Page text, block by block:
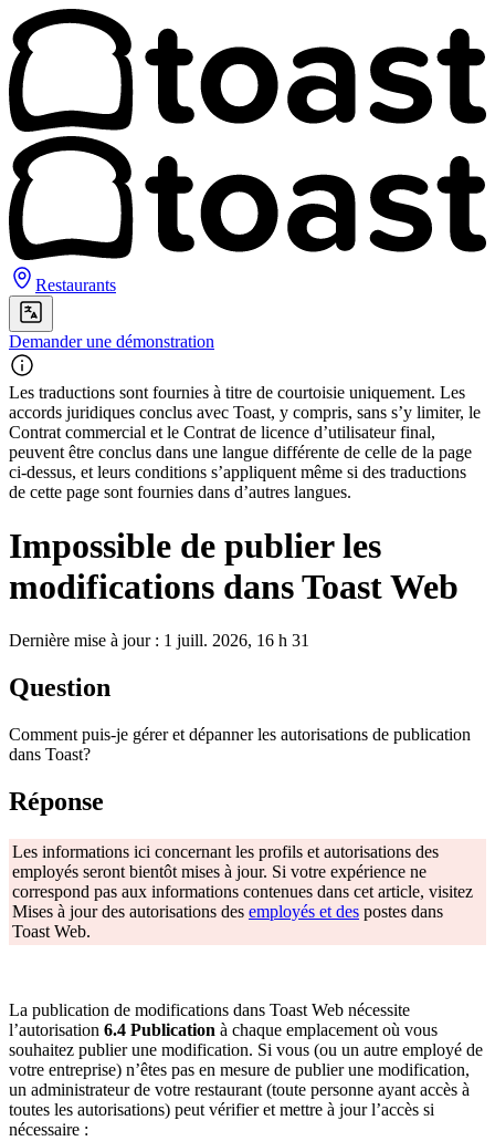
Restaurants
Demander une démonstration
Les traductions sont fournies à titre de courtoisie uniquement. Les
accords juridiques conclus avec Toast, y compris, sans s’y limiter, le
Contrat commercial et le Contrat de licence d’utilisateur final,
peuvent être conclus dans une langue différente de celle de la page
ci-dessus, et leurs conditions s’appliquent même si des traductions
de cette page sont fournies dans d’autres langues.
Impossible de publier les
modifications dans Toast Web
Dernière mise à jour : 1 juill. 2026, 16 h 31
Question
Comment puis-je gérer et dépanner les autorisations de publication
dans Toast?
Réponse
Les informations ici concernant les profils et autorisations des
employés seront bientôt mises à jour. Si votre expérience ne
correspond pas aux informations contenues dans cet article, visitez
Mises à jour des autorisations des employés et des postes dans
Toast Web.
La publication de modifications dans Toast Web nécessite
l’autorisation 6.4 Publication à chaque emplacement où vous
souhaitez publier une modification. Si vous (ou un autre employé de
votre entreprise) n’êtes pas en mesure de publier une modification,
un administrateur de votre restaurant (toute personne ayant accès à
toutes les autorisations) peut vérifier et mettre à jour l’accès si
nécessaire :